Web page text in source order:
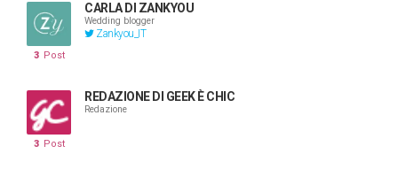
CARLA DI ZANKYOU
Wedding blogger
Zankyou_IT
3 Post
REDAZIONE DI GEEK È CHIC
Redazione
3 Post